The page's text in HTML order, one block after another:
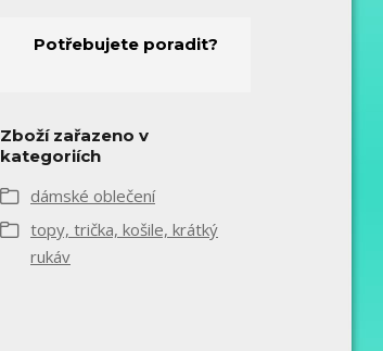
Potřebujete poradit?
Zboží zařazeno v
kategoriích
dámské oblečení
topy, trička, košile, krátký
rukáv